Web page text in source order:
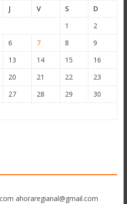
J V S
D
1
2
6 7 8
9
13 14 15
16
20 21 22
23
27 28 29
30
ahoraregianal@gmail.com